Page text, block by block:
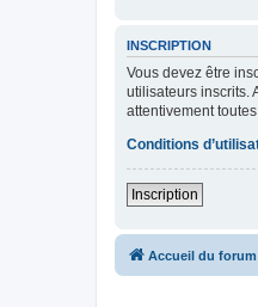
INSCRIPTION
Vous devez être
utilisateurs inscrits.
attentivement
Conditions
Inscription
Accueil du forum